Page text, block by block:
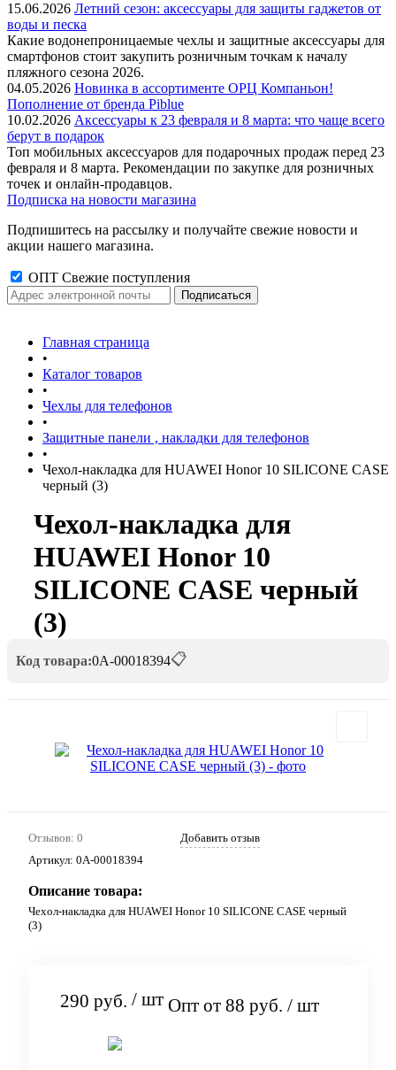
15.06.2026 Летний сезон: аксессуары для защиты гаджетов от
воды и песка
Какие водонепроницаемые чехлы и защитные аксессуары для
смартфонов стоит закупить розничным точкам к началу
пляжного сезона 2026.
04.05.2026 Новинка в ассортименте OРЦ Компаньон!
Пополнение от бренда Piblue
10.02.2026 Аксессуары к 23 февраля и 8 марта: что чаще всего
берут в подарок
Топ мобильных аксессуаров для подарочных продаж перед 23
февраля и 8 марта. Рекомендации по закупке для розничных
точек и онлайн-продавцов.
Подписка на новости магазина
Подпишитесь на рассылку и получайте свежие новости и
акции нашего магазина.
ОПТ Свежие поступления
Главная страница
•
Каталог товаров
•
Чехлы для телефонов
•
Защитные панели , накладки для телефонов
•
Чехол-накладка для HUAWEI Honor 10 SILICONE CASE
черный (3)
Чехол-накладка для
HUAWEI Honor 10
SILICONE CASE черный
(3)
Код товара:0А-00018394📋
Отзывов: 0
Добавить отзыв
Артикул: 0А-00018394
Описание товара:
Чехол-накладка для HUAWEI Honor 10 SILICONE CASE черный
(3)
290 руб. / шт Опт от 88 руб. / шт